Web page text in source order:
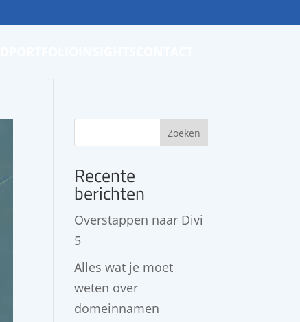
Zoeken
Recente
berichten
Overstappen naar Divi
5
Alles wat je moet
weten over
domeinnamen